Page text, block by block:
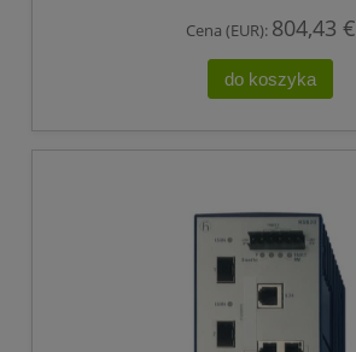
Cena (EUR): 804,43 €
do koszyka